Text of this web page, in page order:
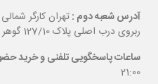
آدرس شعبه دوم :تهران کارگر
ربروی درب اصلی پلاک 127/10 گوهر فردوس ایران
ساعات پاسخگویی تلفنی و خرید
21:00